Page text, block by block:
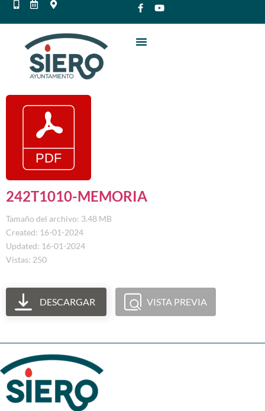
242T1010-MEMORIA
Tamaño del archivo: 3.48 MB
Created: 16-01-2024
Updated: 16-01-2024
Vistas: 250
DESCARGAR VISTA PREVIA